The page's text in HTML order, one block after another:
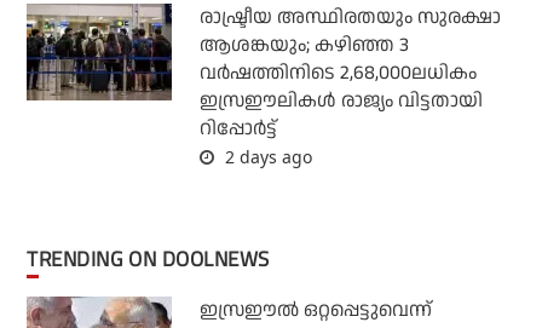
രാഷ്ട്രീയ അസ്ഥിരതയും സുരക്ഷാ
ആശങ്കയും; കഴിഞ്ഞ 3
വര്‍ഷത്തിനിടെ 2,68,000ലധികം
ഇസ്രഈലികള്‍ രാജ്യം വിട്ടതായി
റിപ്പോര്‍ട്ട്
2 days ago
TRENDING ON DOOLNEWS
ഇസ്രഈല്‍ ഒറ്റപ്പെട്ടുവെന്ന്